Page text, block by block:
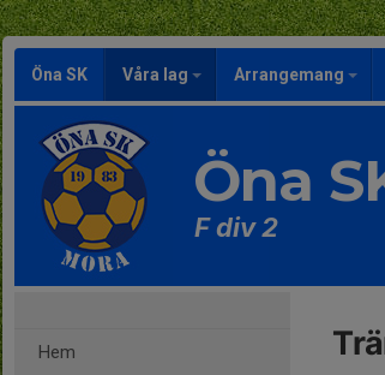
Öna SK Våra lag Arrangemang
Öna
F div 2
Hem